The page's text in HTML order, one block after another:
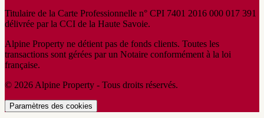
Titulaire de la Carte Professionnelle n° CPI 7401 2016 000 017 391
délivrée par la CCI de la Haute Savoie.
Alpine Property ne détient pas de fonds clients. Toutes les
transactions sont gérées par un Notaire conformément à la loi
française.
© 2026 Alpine Property - Tous droits réservés.
Paramètres des cookies